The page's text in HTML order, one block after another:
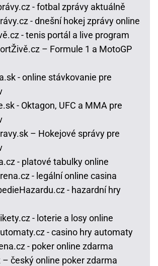
- fotbal zprávy aktuálně
- dnešní hokej zprávy online
- tenis portál a live program
– Formule 1 a MotoGP
- online stávkovanie pre
- Oktagon, UFC a MMA pre
– Hokejové správy pre
- platové tabulky online
- legální online casina
- hazardní hry
- loterie a losy online
- casino hry automaty
- poker online zdarma
– český online poker zdarma